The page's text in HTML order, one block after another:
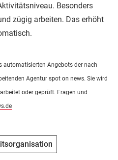
Besonders
zügig arbeiten. Das erhöht
automatisierten Angebots der nach
Agentur spot on news. Sie wird
oder geprüft. Fragen und